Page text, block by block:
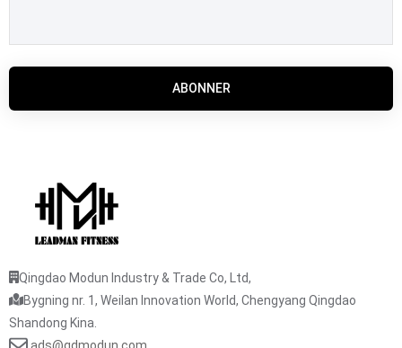
ABONNER
Qingdao Modun Industry & Trade Co, Ltd,
Bygning nr. 1, Weilan Innovation World, Chengyang Qingdao
Shandong Kina.
ads@qdmodun.com